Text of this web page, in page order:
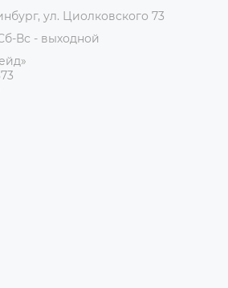
ул. Циолковского 73
Вс - выходной